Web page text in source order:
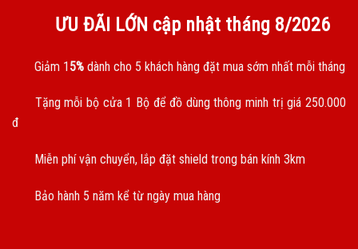
ƯU ĐÃI LỚN cập nhật tháng 8/2026
Giảm 15% dành cho 5 khách hàng đặt mua sớm nhất mỗi tháng
Tặng mỗi bộ cửa 1 Bộ để đồ dùng thông minh trị giá 250.000
đ
Miễn phí vận chuyển, lắp đặt shield trong bán kính 3km
Bảo hành 5 năm kể từ ngày mua hàng